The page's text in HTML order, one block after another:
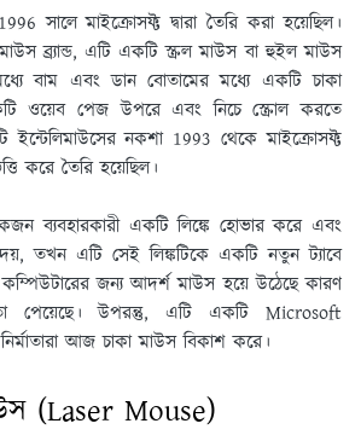
সালে মাইক্রোসফ্ট দ্বারা তৈরি করা হয়েছিল।
ব্র্যান্ড, এটি একটি স্ক্রল মাউস বা হুইল মাউস
বাম এবং ডান বোতামের মধ্যে একটি চাকা
ওয়েব পেজ উপরে এবং নিচে স্ক্রোল করতে
ইন্টেলিমাউসের নকশা 1993 থেকে মাইক্রোসফ্ট
করে তৈরি হয়েছিল।
ব্যবহারকারী একটি লিঙ্কে হোভার করে এবং
তখন এটি সেই লিঙ্কটিকে একটি নতুন ট্যাবে
জন্য আদর্শ মাউস হয়ে উঠেছে কারণ
পেয়েছে। উপরন্তু, এটি একটি Microsoft
নির্মাতারা আজ চাকা মাউস বিকাশ করে।
(Laser Mouse)